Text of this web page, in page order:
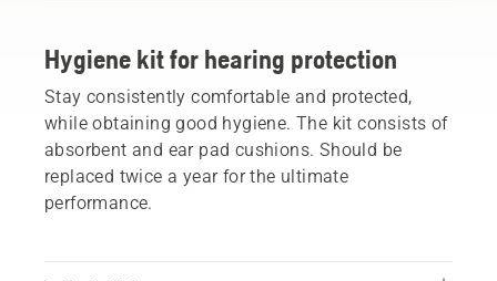
Hygiene kit for hearing protection
Stay consistently comfortable and protected,
while obtaining good hygiene. The kit consists of
absorbent and ear pad cushions. Should be
replaced twice a year for the ultimate
performance.